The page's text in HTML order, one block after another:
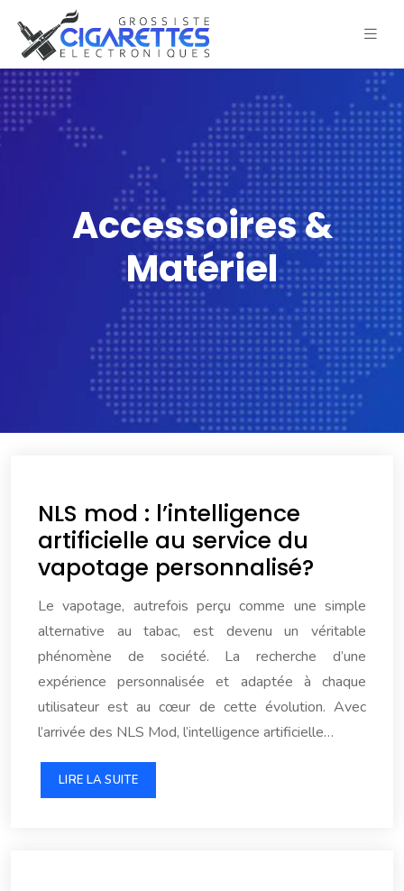
Accessoires &
Matériel
NLS mod : l’intelligence
artificielle au service du
vapotage personnalisé?
Le vapotage, autrefois perçu comme une simple
alternative au tabac, est devenu un véritable
phénomène de société. La recherche d’une
expérience personnalisée et adaptée à chaque
utilisateur est au cœur de cette évolution. Avec
l’arrivée des NLS Mod, l’intelligence artificielle…
LIRE LA SUITE